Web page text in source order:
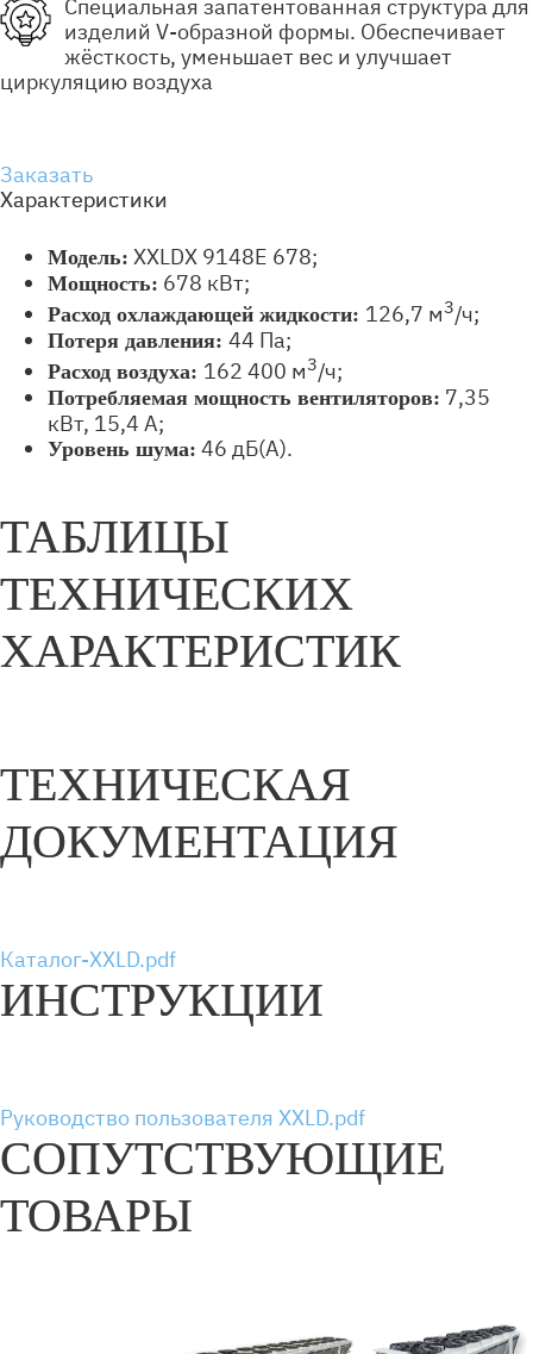
Специальная запатентованная структура для
изделий V-образной формы. Обеспечивает
жёсткость, уменьшает вес и улучшает
циркуляцию воздуха
Заказать
Характеристики
Модель: XXLDX 9148E 678;
Мощность: 678 кВт;
Расход охлаждающей жидкости: 126,7 м3/ч;
Потеря давления: 44 Па;
Расход воздуха: 162 400 м3/ч;
Потребляемая мощность вентиляторов: 7,35
кВт, 15,4 А;
Уровень шума: 46 дБ(А).
ТАБЛИЦЫ
ТЕХНИЧЕСКИХ
ХАРАКТЕРИСТИК
ТЕХНИЧЕСКАЯ
ДОКУМЕНТАЦИЯ
Каталог-XXLD.pdf
ИНСТРУКЦИИ
Руководство пользователя XXLD.pdf
СОПУТСТВУЮЩИЕ
ТОВАРЫ